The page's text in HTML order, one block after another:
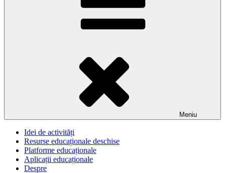
Meniu
Idei de activități
Resurse educaționale deschise
Platforme educaționale
Aplicații educaționale
Despre